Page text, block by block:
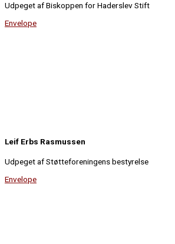
Udpeget af Biskoppen for Haderslev Stift
Envelope
Leif Erbs Rasmussen
Udpeget af Støtteforeningens bestyrelse
Envelope